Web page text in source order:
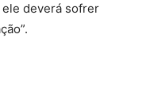
ele deverá sofrer